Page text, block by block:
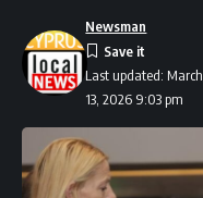
Last updated: March
13, 2026 9:03 pm
Newsman